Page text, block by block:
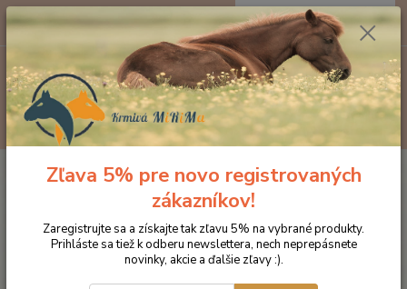
Menu
0ks
za0 €
Produkty DROMY Psy a mačky Kĺbna výživa
Dromy
Collagen 160 tbl.
Dromy Collagen 160 tbl.
Zľava 5% pre novo registrovaných
zákazníkov!
Zaregistrujte sa a získajte tak zľavu 5% na vybrané produkty.
Prihláste sa tiež k odberu newslettera, nech neprepásnete
novinky, akcie a ďalšie zľavy :).